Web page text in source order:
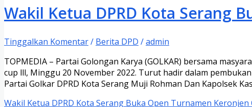
Wakil Ketua DPRD Kota Serang
Tinggalkan Komentar/ Berita DPD /admin
TOPMEDIA – Partai Golongan Karya (GOLKAR) bersama
cup lll, Minggu 20 November 2022. Turut hadir dalam
Partai Golkar DPRD Kota Serang Muji Rohman Dan Kapolsek
Wakil Ketua DPRD Kota Serang Buka Open Turnamen Keronjen